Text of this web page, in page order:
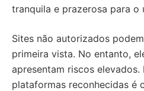
tranquila e prazerosa para o
Sites não autorizados
primeira vista. No entanto,
apresentam riscos
plataformas reconhecidas é